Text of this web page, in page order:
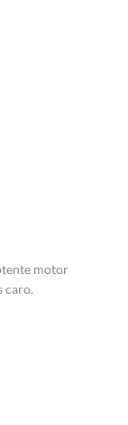
motor
caro.